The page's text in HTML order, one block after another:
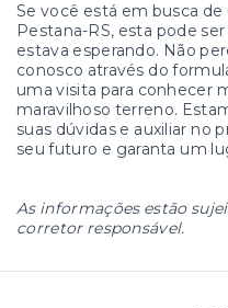
Se você está em busca
Pestana-RS, esta pode
estava esperando. Não
conosco através do
uma visita para conhecer
maravilhoso terreno.
suas dúvidas e auxiliar no
seu futuro e garanta um
As informações estão
corretor responsável.